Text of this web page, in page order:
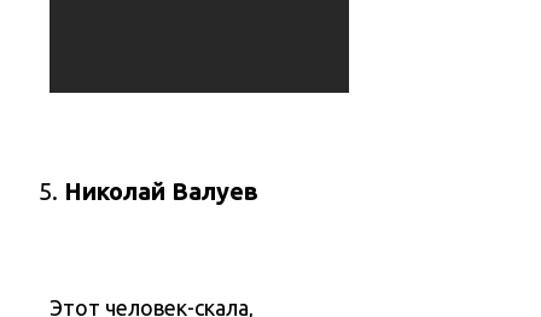
Николай Валуев
Этот человек-скала,